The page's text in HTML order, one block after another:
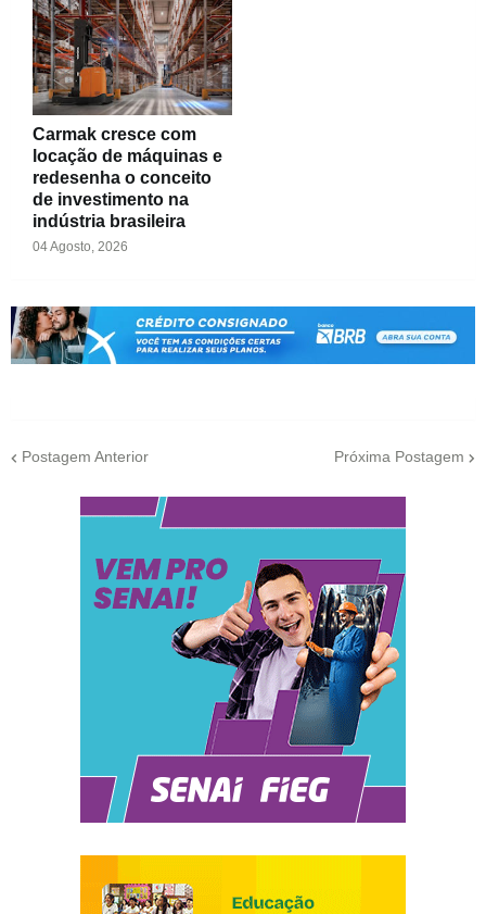
Carmak cresce com
locação de máquinas e
redesenha o conceito
de investimento na
indústria brasileira
04 Agosto, 2026
Postagem Anterior Próxima Postagem